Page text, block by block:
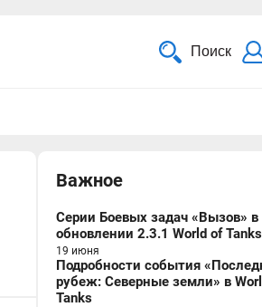
Поиск
Важное
Серии Боевых задач «Вызов» в
обновлении 2.3.1 World of Tanks
19 июня
Подробности события
рубеж: Северные земли» в
Tanks